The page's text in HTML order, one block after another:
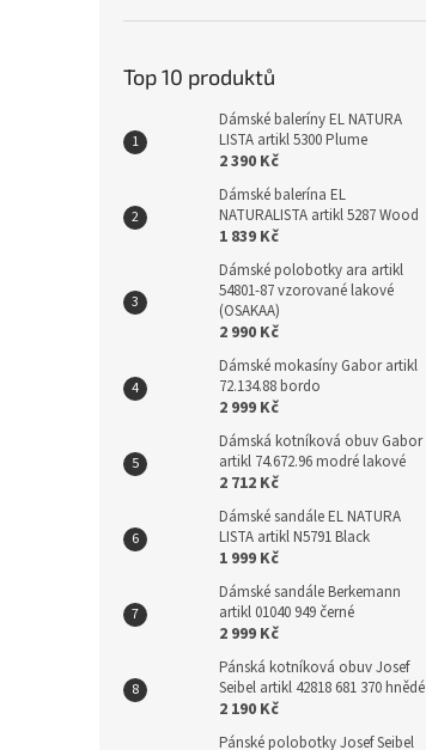
Top 10 produktů
Dámské baleríny EL NATURA
LISTA artikl 5300 Plume
2 390 Kč
Dámské balerína EL
NATURALISTA artikl 5287 Wood
1 839 Kč
Dámské polobotky ara artikl
54801-87 vzorované lakové
(OSAKAA)
2 990 Kč
Dámské mokasíny Gabor artikl
72.134.88 bordo
2 999 Kč
Dámská kotníková obuv Gabor
artikl 74.672.96 modré lakové
2 712 Kč
Dámské sandále EL NATURA
LISTA artikl N5791 Black
1 999 Kč
Dámské sandále Berkemann
artikl 01040 949 černé
2 999 Kč
Pánská kotníková obuv Josef
Seibel artikl 42818 681 370 hnědé
2 190 Kč
Pánské polobotky Josef Seibel